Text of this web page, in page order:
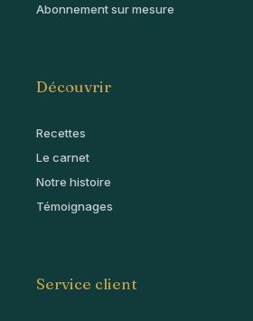
Abonnement sur mesure
Découvrir
Recettes
Le carnet
Notre histoire
Témoignages
Service client